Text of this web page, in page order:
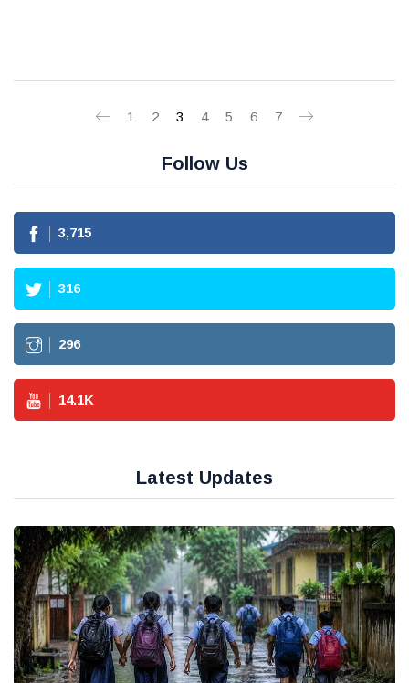
1 2 3 4 5 6 7
Follow Us
3,715
316
296
14.1K
Latest Updates